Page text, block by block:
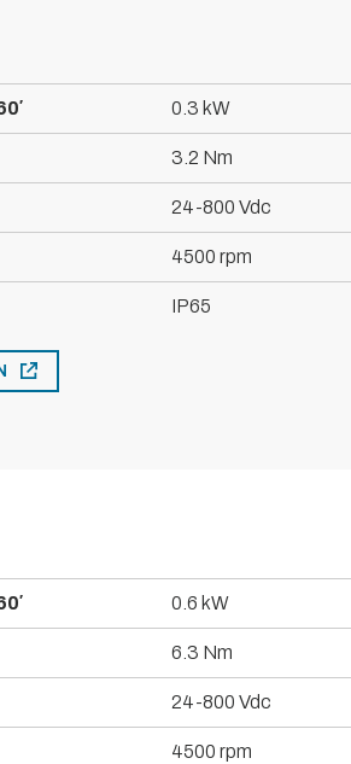
0.3 kW
3.2 Nm
24-800 Vdc
4500 rpm
IP65
0.6 kW
6.3 Nm
24-800 Vdc
4500 rpm